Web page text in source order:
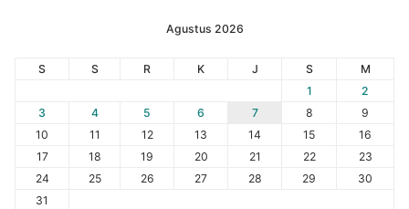
Agustus 2026
S S R K J S
M
1
2
3
4 5 6 7 8
9
10
11 12 13 14 15
16
17
18 19 20 21 22
23
24
25 26 27 28 29
30
31